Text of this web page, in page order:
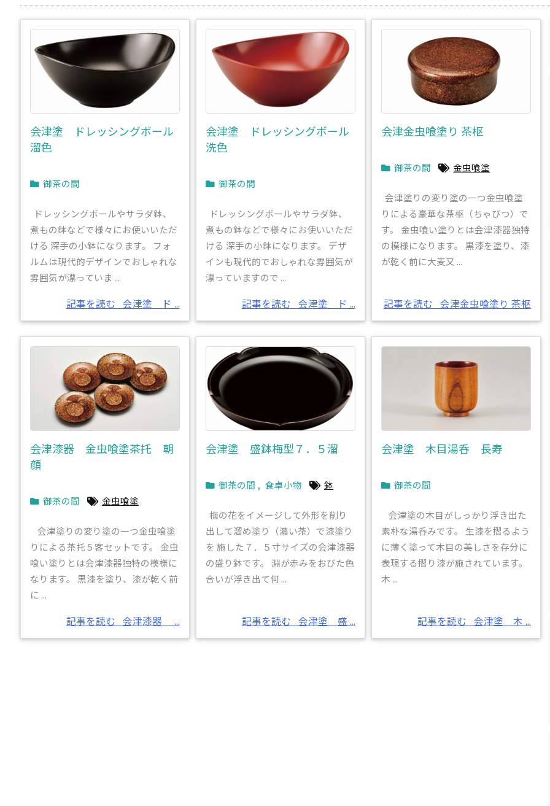
会津塗 ドレッシングボール
溜色
御茶の間
ドレッシングボールやサラダ鉢、
煮もの鉢などで様々にお使いいただ
ける 深手の小鉢になります。 フォ
ルムは現代的デザインでおしゃれな
雰囲気が漂っていま ...
記事を読む 会津塗 ド ...
会津塗 ドレッシングボール
洗色
御茶の間
ドレッシングボールやサラダ鉢、
煮もの鉢などで様々にお使いいただ
ける 深手の小鉢になります。 デザ
インも現代的でおしゃれな雰囲気が
漂っていますので ...
記事を読む 会津塗 ド ...
会津金虫喰塗り 茶枢
御茶の間 金虫喰塗
会津塗りの変り塗の一つ金虫喰塗
りによる豪華な茶枢（ちゃびつ）で
す。 金虫喰い塗りとは会津漆器独特
の模様になります。 黒漆を塗り、漆
が乾く前に大麦又 ...
記事を読む 会津金虫喰塗り 茶枢
会津漆器 金虫喰塗茶托 朝
顔
御茶の間 金虫喰塗
会津塗りの変り塗の一つ金虫喰塗
りによる茶托５客セットです。 金虫
喰い塗りとは会津漆器独特の模様に
なります。 黒漆を塗り、漆が乾く前
に ...
記事を読む 会津漆器 ...
会津塗 盛鉢梅型７．５溜
御茶の間 , 食卓小物 鉢
梅の花をイメージして外形を削り
出して溜め塗り（濃い茶）で漆塗り
を 施した７．５寸サイズの会津漆器
の盛り鉢です。 淵が赤みをおびた色
合いが浮き出て何 ...
記事を読む 会津塗 盛 ...
会津塗 木目湯呑 長寿
御茶の間
会津塗の木目がしっかり浮き出た
素朴な湯呑みです。 生漆を摺るよう
に薄く塗って木目の美しさを存分に
表現する摺り漆が施されています。
木 ...
記事を読む 会津塗 木 ...